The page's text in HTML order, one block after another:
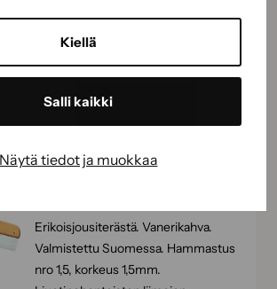
Kiellä
Salli kaikki
Näytä tiedot ja muokkaa
Näytä tuote
Erikoisjousiterästä. Vanerikahva.
Valmistettu Suomessa. Hammastus
nro 1,5, korkeus 1,5mm.